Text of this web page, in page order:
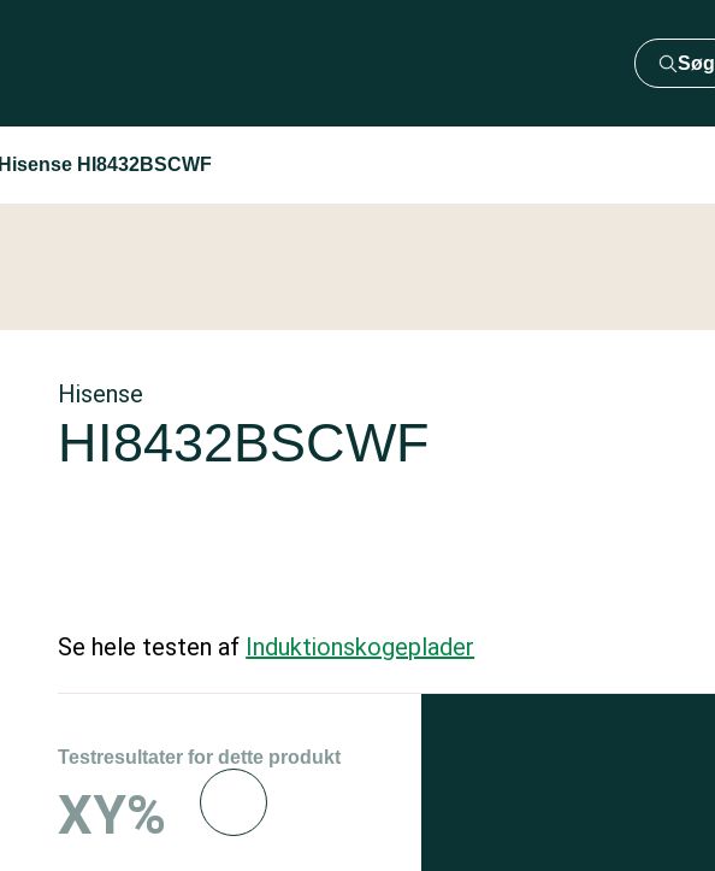
Søg
Hisense HI8432BSCWF
Hisense
HI8432BSCWF
Se hele testen af Induktions­kogeplader
Testresultater for dette produkt
XY%